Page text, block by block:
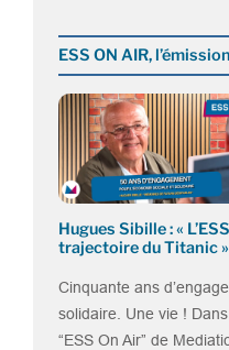
ESS ON AIR, l’émission
Hugues Sibille : «
trajectoire du Titanic
Cinquante ans
solidaire. Une vie !
“ESS On Air” de